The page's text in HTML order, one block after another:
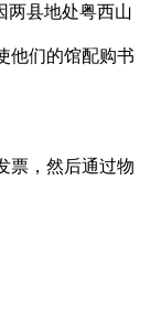
两县地处粤西山
他们的馆配购书
票，然后通过物